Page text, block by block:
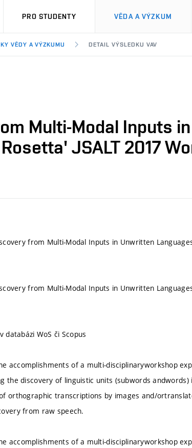
PRO STUDENTY VĚDA A VÝZKUM
VĚDY A VÝZKUMU DETAIL VÝSLEDKU VAV
Multi-Modal Inputs
JSALT 2017
from Multi-Modal Inputs in Unwritten
from Multi-Modal Inputs in Unwritten
databázi WoS či Scopus
accomplishments of a multi-disciplinaryworkshop
the discovery of linguistic units (subwords
orthographic transcriptions by images and/
from raw speech.
accomplishments of a multi-disciplinaryworkshop